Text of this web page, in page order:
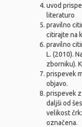
uvod
literaturo
pravilno
citirajte na
pravilno
L. (2010).
zborniku).
prispevek
objavo.
prispevek
daljši od
velikost
označena.